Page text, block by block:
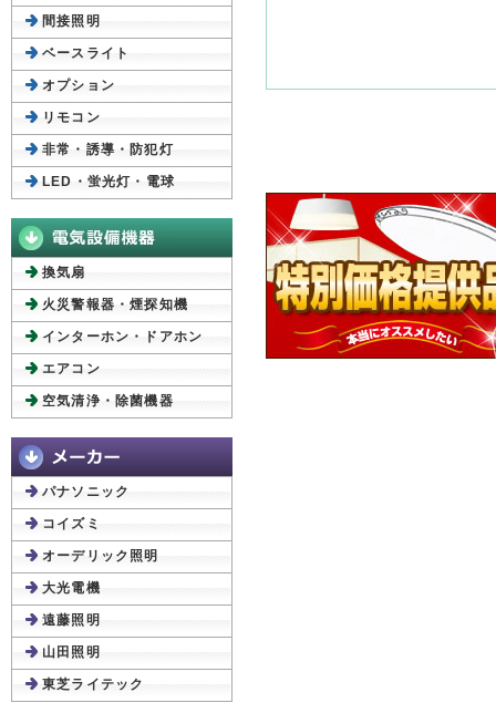
間接照明
ベースライト
オプション
リモコン
非常・誘導・防犯灯
LED・蛍光灯・電球
換気扇
火災警報器・煙探知機
インターホン・ドアホン
エアコン
空気清浄・除菌機器
パナソニック
コイズミ
オーデリック照明
大光電機
遠藤照明
山田照明
東芝ライテック